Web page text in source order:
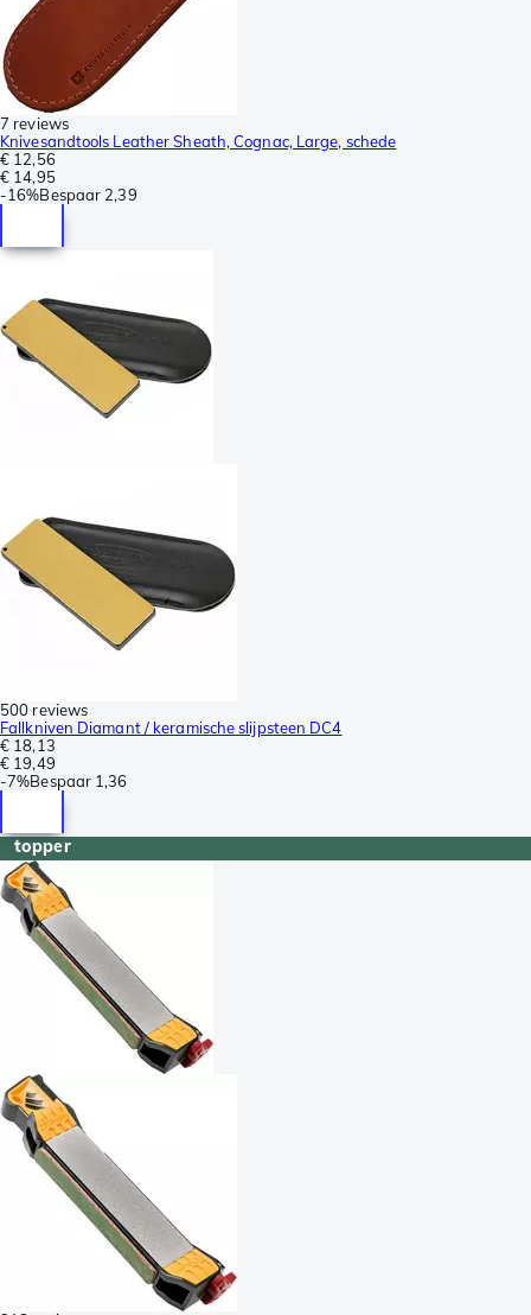
7 reviews
Knivesandtools Leather Sheath, Cognac, Large, schede
€ 12,56
€ 14,95
-16%Bespaar 2,39
500 reviews
Fallkniven Diamant / keramische slijpsteen DC4
€ 18,13
€ 19,49
-7%Bespaar 1,36
topper